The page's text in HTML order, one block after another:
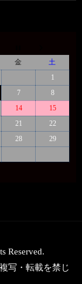
金
土
1
7
8
14
15
21
22
28
29
Reserved.
写・転載を禁じ